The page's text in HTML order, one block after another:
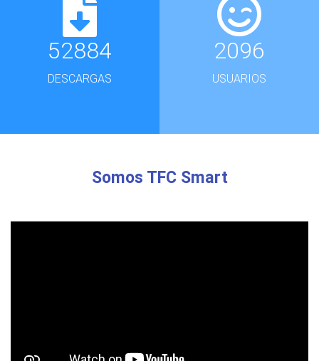
52884
DESCARGAS
2096
USUARIOS
Somos TFC Smart